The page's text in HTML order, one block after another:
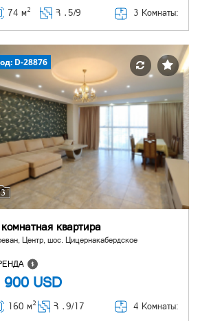
74 м2 Հ ․ 5/9 3 Комнаты:
D-28876
квартира
Центр, шос. Цицернакабердское
900 USD
160 м2 Հ ․9/17 4 Комнаты: